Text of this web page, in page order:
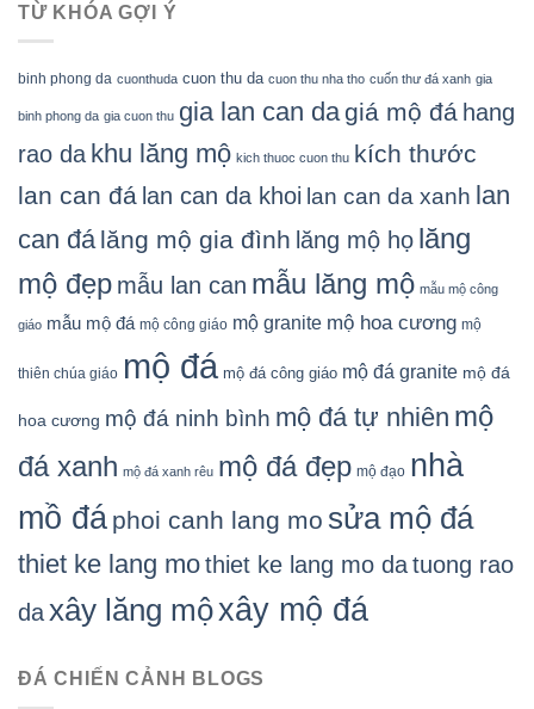
TỪ KHÓA GỢI Ý
binh phong da cuonthuda cuon thu da cuon thu nha tho cuốn thư đá xanh gia
binh phong da gia cuon thu gia lan can dagiá mộ đá hang
rao da khu lăng mộ kich thuoc cuon thu kích thước
lan can đá lan can da khoi lan can da xanh lan
can đá lăng mộ gia đình lăng mộ họ lăng
mộ đẹp mẫu lan can mẫu lăng mộ mẫu mộ công
giáo mẫu mộ đá mộ công giáo mộ granite mộ hoa cương mộ
thiên chúa giáo mộ đá mộ đá công giáo mộ đá granite mộ đá
hoa cương mộ đá ninh bình mộ đá tự nhiên mộ
đá xanh mộ đá xanh rêu mộ đá đẹp mộ đạo nhà
mồ đá phoi canh lang mo sửa mộ đá
thiet ke lang mothiet ke lang mo datuong rao
daxây lăng mộxây mộ đá
ĐÁ CHIẾN CẢNH BLOGS